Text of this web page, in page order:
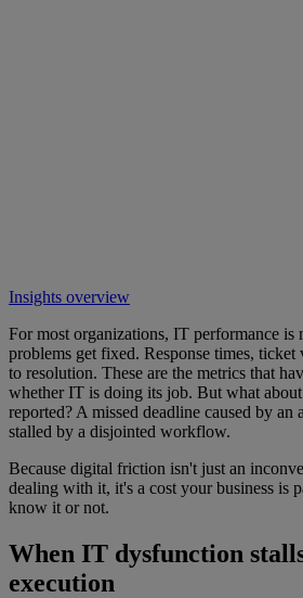
Insights overview
For most organizations, IT performance is
problems get fixed. Response times, ticket
to resolution. These are the metrics that
whether IT is doing its job. But what about
reported? A missed deadline caused by an
stalled by a disjointed workflow.
Because digital friction isn't just an
dealing with it, it's a cost your business is
know it or not.
When IT dysfunction
execution